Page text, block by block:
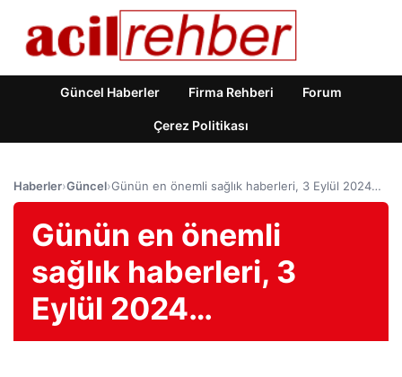
Güncel Haberler Firma Rehberi Forum
Çerez Politikası
Haberler›Güncel›Günün en önemli sağlık haberleri, 3 Eylül 2024…
Günün en önemli
sağlık haberleri, 3
Eylül 2024…